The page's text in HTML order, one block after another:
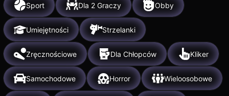
Sport Dla 2 Graczy Obby
Umiejętności Strzelanki
Zręcznościowe Dla Chłopców Kliker
Samochodowe Horror Wieloosobowe